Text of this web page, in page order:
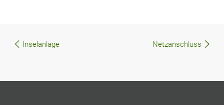
Beitragsnavigation
Inselanlage Netzanschluss